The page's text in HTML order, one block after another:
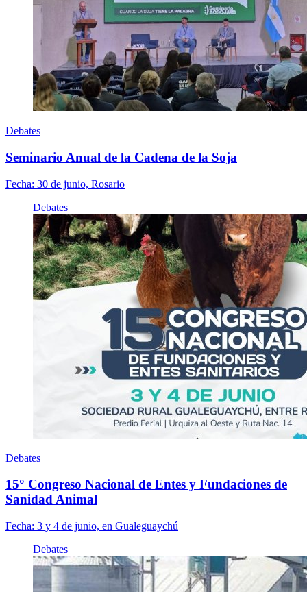
Debates
Seminario Anual de la Cadena de la Soja
Fecha: 30 de junio, Rosario
Debates
Debates
15° Congreso Nacional de Entes y Fundaciones de
Sanidad Animal
Fecha: 3 y 4 de junio, en Gualeguaychú
Debates